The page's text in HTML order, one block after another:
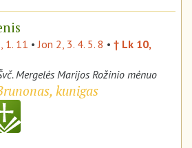
1. 11 •Jon 2, 3. 4. 5. 8 • † Lk 10,
Mergelės Marijos Rožinio mėnuo
kunigas